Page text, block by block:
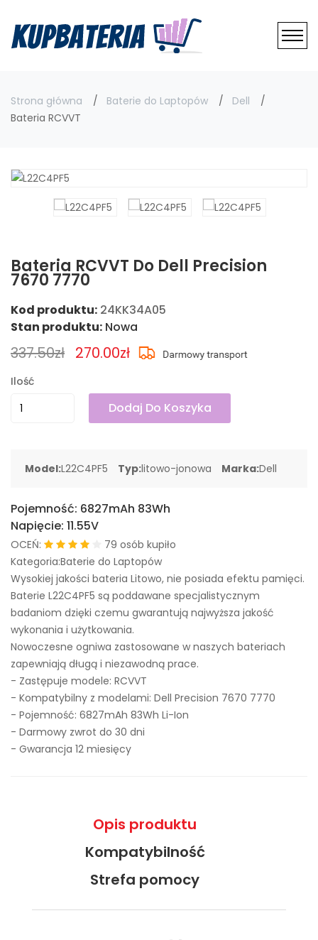
Strona główna Baterie do Laptopów
Dell
Bateria RCVVT
Bateria RCVVT Do Dell Precision
7670 7770
Kod produktu: 24KK34A05
Stan produktu: Nowa
337.50zł 270.00zł
Ilość
Dodaj Do Koszyka
Model:L22C4PF5 Typ:litowo-jonowa Marka:Dell
Pojemność: 6827mAh 83Wh
Napięcie: 11.55V
OCEŃ:
79 osób kupiło
Kategoria:Baterie do Laptopów
Wysokiej jakości bateria Litowo, nie posiada efektu pamięci.
Baterie L22C4PF5 są poddawane specjalistycznym
badaniom dzięki czemu gwarantują najwyższa jakość
wykonania i użytkowania.
Nowoczesne ogniwa zastosowane w naszych bateriach
zapewniają długą i niezawodną prace.
- Zastępuje modele: RCVVT
- Kompatybilny z modelami: Dell Precision 7670 7770
- Pojemność: 6827mAh 83Wh Li-Ion
- Darmowy zwrot do 30 dni
- Gwarancja 12 miesięcy
Opis produktu
Kompatybilność
Strefa pomocy